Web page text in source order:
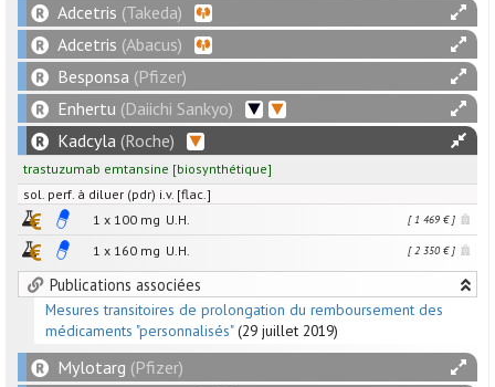
Adcetris (Takeda)
Adcetris (Abacus)
Besponsa (Pfizer)
Enhertu (Daiichi Sankyo)
Kadcyla (Roche)
trastuzumab emtansine [biosynthétique]
sol. perf. à diluer (pdr) i.v. [flac.]
1 x 100 mg U.H. [ 1 469 € ]
1 x 160 mg U.H. [ 2 350 € ]
Publications associées
Mesures transitoires de prolongation du remboursement des
médicaments "personnalisés" (29 juillet 2019)
Mylotarg (Pfizer)